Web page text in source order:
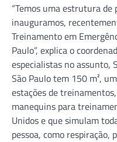
“Temos uma estrutura
inauguramos,
Treinamento em
Paulo”, explica o
especialistas no assunto,
São Paulo tem 150 m²,
estações de
manequins para
Unidos e que simulam
pessoa, como respiração,